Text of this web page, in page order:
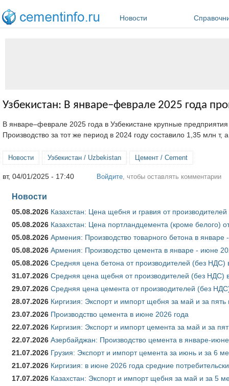
Новости
Узбекистан: В январе–феврале 2025 года
В январе–феврале 2025 года в Узбекистане крупные
Производство за тот же период в 2024 году составило 1,35 млн
Новости Узбекистан / Uzbekistan Цемент / Cement
вт, 04/01/2025 - 17:40 Войдите , чтобы оставлять комментарии
Новости
05.08.2026 Казахстан: Цена щебня и гравия от
05.08.2026 Казахстан: Цена портландцемента (кроме белого)
05.08.2026 Армения: Производство товарного бетона в январе
05.08.2026 Армения: Производство цемента в январе - июне
05.08.2026 Средняя цена бетона от производителей (без НДС)
31.07.2026 Средняя цена щебня от производителей (без НДС)
29.07.2026 Средняя цена цемента от производителей (без
28.07.2026 Киргизия: Экспорт и импорт щебня за май и за
23.07.2026 Производство цемента в июне 2026 года
22.07.2026 Киргизия: Экспорт и импорт цемента за май и за
22.07.2026 Азербайджан: Производство цемента в январе-
21.07.2026 Грузия: Экспорт и импорт цемента за июнь и за 6
21.07.2026 Киргизия: в июне 2026 года средние
17.07.2026 Казахстан: Экспорт и импорт щебня за май и за 5